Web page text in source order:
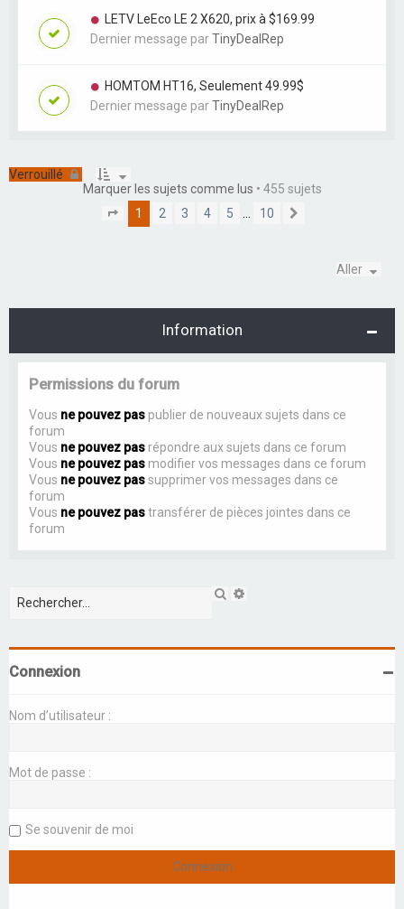
LETV LeEco LE 2 X620, prix à $169.99
Dernier message parTinyDealRep
HOMTOM HT16, Seulement 49.99$
Dernier message parTinyDealRep
Verrouillé
Marquer les sujets comme lus • 455 sujets
a
1 2 3 4 5 … 10
Aller
Information
Permissions du forum
Vous ne pouvez pas publier de nouveaux sujets dans ce
forum
Vous ne pouvez pas répondre aux sujets dans ce forum
Vous ne pouvez pas modifier vos messages dans ce forum
Vous ne pouvez passupprimer vos messages dans ce
forum
Vous ne pouvez pastransférer de pièces jointes dans ce
forum
R
e
e
Connexion
Nom d’utilisateur :
Mot de passe :
Se souvenir de moi